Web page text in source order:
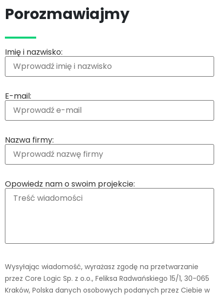
Porozmawiajmy
Imię i nazwisko:
E-mail:
Nazwa firmy:
Opowiedz nam o swoim projekcie:
Wysyłając wiadomość, wyrażasz zgodę na przetwarzanie
przez Core Logic Sp. z o.o., Feliksa Radwańskiego 15/1, 30-065
Kraków, Polska danych osobowych podanych przez Ciebie w